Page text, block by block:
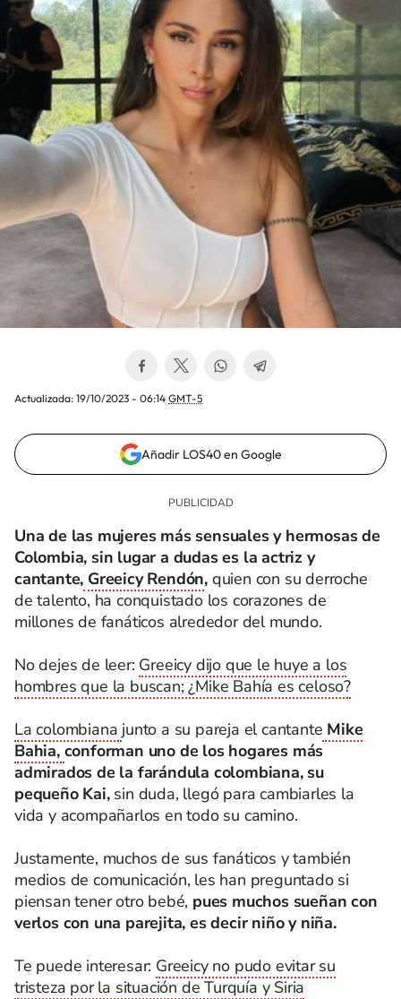
Actualizada: 19/10/2023 - 06:14 GMT-5
Añadir LOS40 en Google
Una de las mujeres más sensuales y hermosas de
Colombia, sin lugar a dudas es la actriz y
cantante, Greeicy Rendón, quien con su derroche
de talento, ha conquistado los corazones de
millones de fanáticos alrededor del mundo.
No dejes de leer: Greeicy dijo que le huye a los
hombres que la buscan; ¿Mike Bahía es celoso?
La colombiana junto a su pareja el cantante Mike
Bahia, conforman uno de los hogares más
admirados de la farándula colombiana, su
pequeño Kai,sin duda, llegó para cambiarles la
vida y acompañarlos en todo su camino.
Justamente, muchos de sus fanáticos y también
medios de comunicación, les han preguntado si
piensan tener otro bebé, pues muchos sueñan con
verlos con una parejita, es decir niño y niña.
Te puede interesar: Greeicy no pudo evitar su
tristeza por la situación de Turquía y Siria